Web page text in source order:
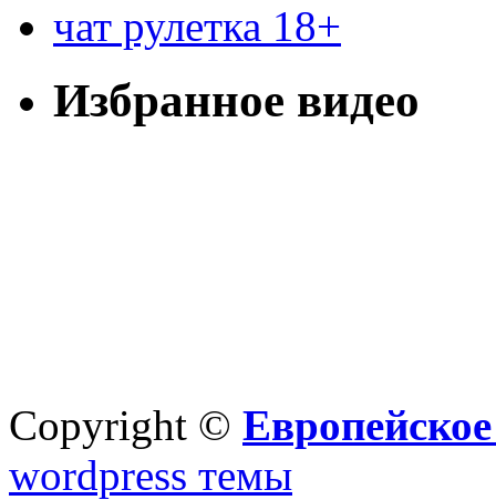
чат рулетка 18+
Избранное видео
Copyright ©
wordpress темы